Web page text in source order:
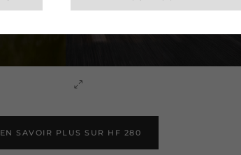
EN SAVOIR PLUS SUR HF 280